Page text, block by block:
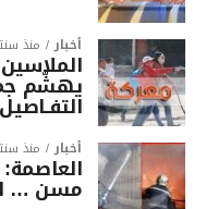
أخبار منذ
يهشّم
أخبار منذ
مسن …